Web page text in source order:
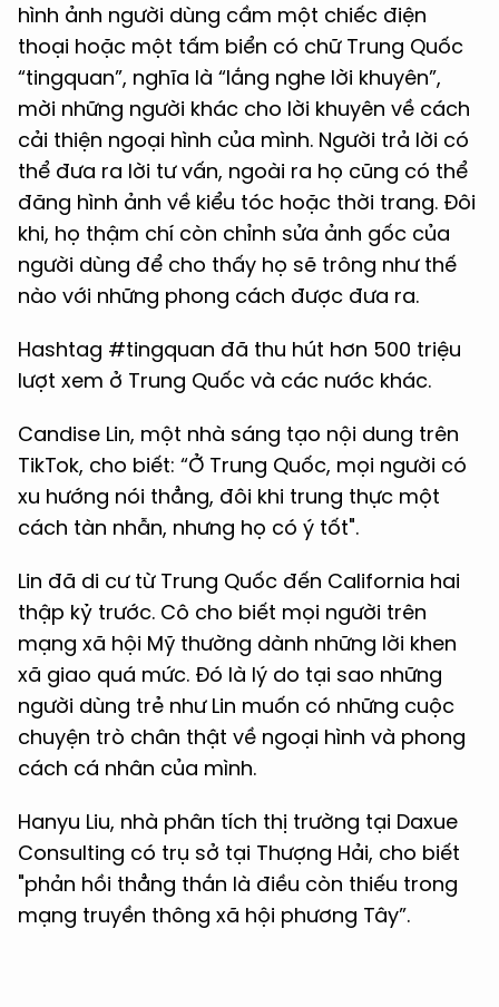
hình ảnh người dùng cầm một chiếc điện
thoại hoặc một tấm biển có chữ Trung Quốc
“tingquan”, nghĩa là “lắng nghe lời khuyên”,
mời những người khác cho lời khuyên về cách
cải thiện ngoại hình của mình. Người trả lời có
thể đưa ra lời tư vấn, ngoài ra họ cũng có thể
đăng hình ảnh về kiểu tóc hoặc thời trang. Đôi
khi, họ thậm chí còn chỉnh sửa ảnh gốc của
người dùng để cho thấy họ sẽ trông như thế
nào với những phong cách được đưa ra.
Hashtag #tingquan đã thu hút hơn 500 triệu
lượt xem ở Trung Quốc và các nước khác.
Candise Lin, một nhà sáng tạo nội dung trên
TikTok, cho biết: “Ở Trung Quốc, mọi người có
xu hướng nói thẳng, đôi khi trung thực một
cách tàn nhẫn, nhưng họ có ý tốt".
Lin đã di cư từ Trung Quốc đến California hai
thập kỷ trước. Cô cho biết mọi người trên
mạng xã hội Mỹ thường dành những lời khen
xã giao quá mức. Đó là lý do tại sao những
người dùng trẻ như Lin muốn có những cuộc
chuyện trò chân thật về ngoại hình và phong
cách cá nhân của mình.
Hanyu Liu, nhà phân tích thị trường tại Daxue
Consulting có trụ sở tại Thượng Hải, cho biết
"phản hồi thẳng thắn là điều còn thiếu trong
mạng truyền thông xã hội phương Tây”.